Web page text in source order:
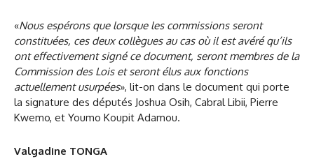
«Nous espérons que lorsque les commissions seront
constituées, ces deux collègues au cas où il est avéré qu’ils
ont effectivement signé ce document, seront membres de la
Commission des Lois et seront élus aux fonctions
actuellement usurpées», lit-on dans le document qui porte
la signature des députés Joshua Osih, Cabral Libii, Pierre
Kwemo, et Youmo Koupit Adamou.
Valgadine TONGA